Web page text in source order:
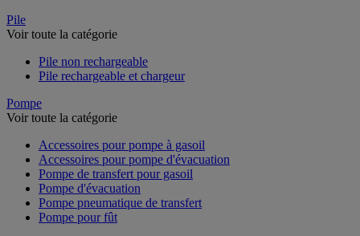
Pile
Voir toute la catégorie
Pile non rechargeable
Pile rechargeable et chargeur
Pompe
Voir toute la catégorie
Accessoires pour pompe à gasoil
Accessoires pour pompe d'évacuation
Pompe de transfert pour gasoil
Pompe d'évacuation
Pompe pneumatique de transfert
Pompe pour fût